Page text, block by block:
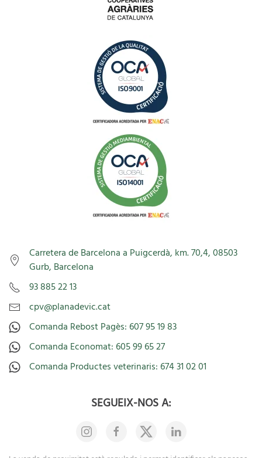
Carretera de Barcelona a Puigcerdà, km. 70,4, 08503
Gurb, Barcelona
93 885 22 13
cpv@planadevic.cat
Comanda Rebost Pagès: 607 95 19 83
Comanda Economat: 605 99 65 27
Comanda Productes veterinaris: 674 31 02 01
SEGUEIX-NOS A: